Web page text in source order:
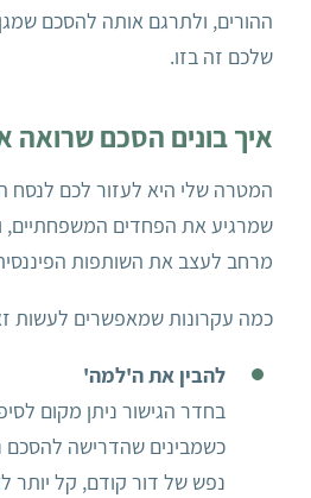
ההורים, ולתרגם אותה להסכם
שלכם זה בזו.
איך בונים הסכם שרואה
המטרה שלי היא לעזור לכם לנסח
שמרגיע את הפחדים המשפחתיים,
מרחב לעצב את השותפות
כמה עקרונות שמאפשרים לעשות
להבין את ה'למה'
בחדר הגישור ניתן מקום
כשמבינים שהדרישה להסכם
נפש של דור קודם, קל יותר